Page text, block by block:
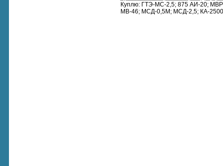
Куплю: ГТЭ-МС-2,5; 875 АИ-20;
МВ-46; МСД-0,5М; МСД-2,5; КА-